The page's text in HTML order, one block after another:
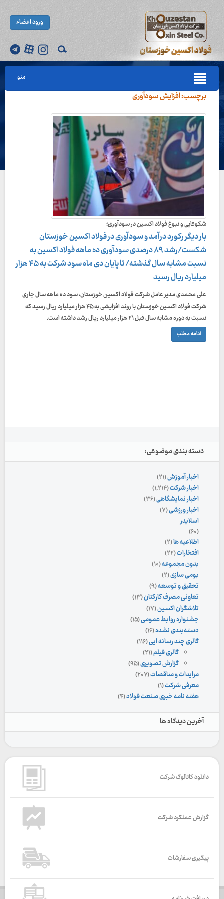
ورود اعضاء
منو
برچسب:افزایش سودآوری
شکوفایی و نبوغ فولاد اکسین در سودآوری؛
بار دیگر رکورد درآمد و سودآوری در فولاد اکسین خوزستان
شکست/رشد ۸۹ درصدی سودآوری ده ماهه فولاد اکسین به
نسبت مشابه سال گذشته/ تا پایان دی ماه سود شرکت به ۴۵ هزار
میلیارد ریال رسید
علی محمدی مدیر عامل شرکت فولاد اکسین خوزستان، سود ده ماهه سال جاری
شرکت فولاد اکسین خوزستان با روند افزایشی به ۴۵ هزار میلیارد ریال رسید که
نسبت به دوره مشابه سال قبل ۲۱ هزار میلیارد ریال رشد داشته است.
ادامه مطلب
دسته بندی موضوعی:
اخبار آموزش(۲۱)
اخبار شرکت(۱,۲۱۴)
اخبار نمایشگاهی(۳۶)
اخبار ورزشی(۷)
اسلایدر
(۶۰)
اطلاعیه ها(۲)
افتخارات(۲۲)
بدون مجموعه(۱۰)
بومی سازی(۲)
تحقیق و توسعه(۹)
تعاونی مصرف کارکنان(۱۳)
تلاشگران اکسین(۱۷)
جشنواره روابط عمومی(۱۵)
دسته‌بندی نشده(۱۶)
گالری چند رسانه ایی(۱۱۶)
گالری فیلم(۲۱)
گزارش تصویری(۹۵)
مزایدات و مناقصات(۲۰۷)
معرفی شرکت(۱)
هفته نامه خبری صنعت فولاد(۴)
آخرین دیدگاه ها
دانلود کاتالوگ شرکت
گزارش عملکرد شرکت
پیگیری سفارشات